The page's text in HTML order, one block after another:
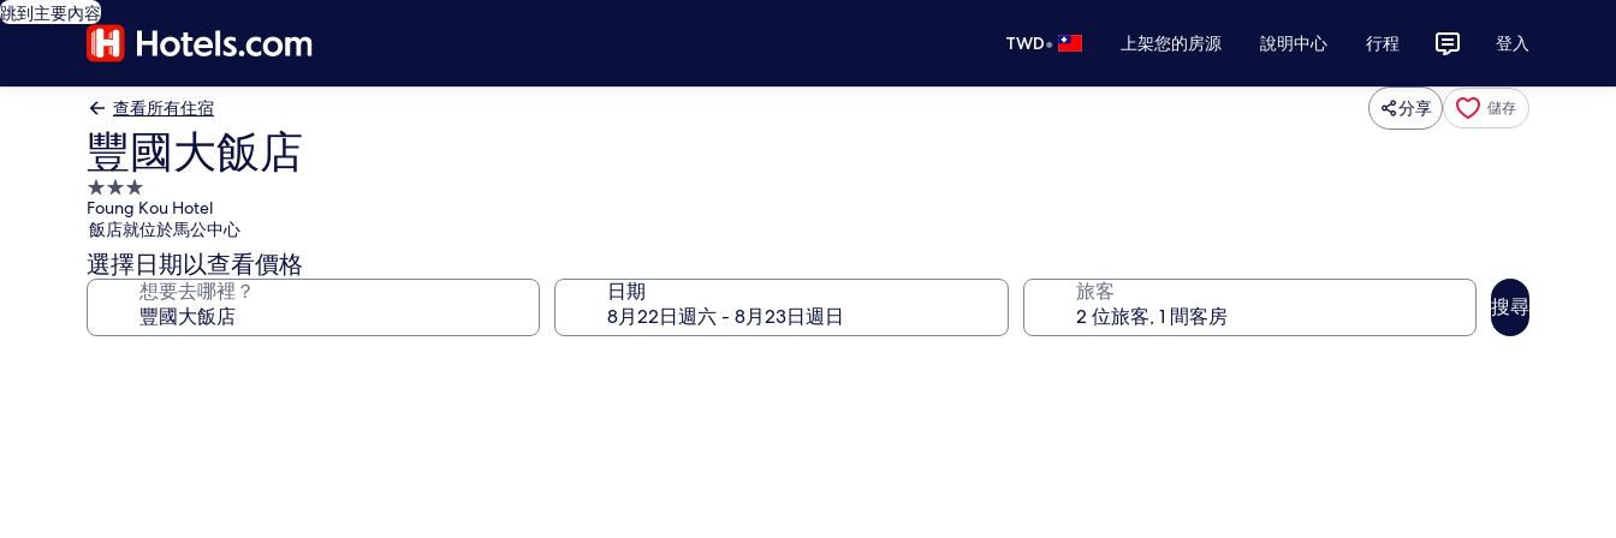
跳到主要內容
TWD• 上架您的房源 說明中心 行程 登入
查看所有住宿 分享 儲存
豐國大飯店
3.0
星
級
住
宿
Foung Kou Hotel
飯店就位於馬公中心
選擇日期以查看價格
想要去哪裡？ 日期 旅客
搜尋